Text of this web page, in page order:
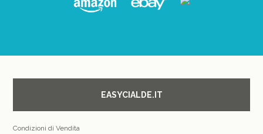
EASYCIALDE.IT
Condizioni di Vendita